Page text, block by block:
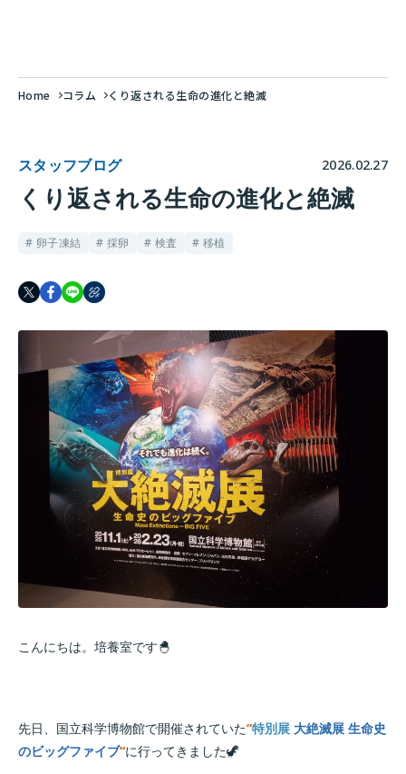
Home コラム くり返される生命の進化と絶滅
スタッフブログ 2026.02.27
くり返される生命の進化と絶滅
# 卵子凍結 # 採卵 # 検査 # 移植
こんにちは。培養室です🐣
先日、国立科学博物館で開催されていた“特別展 大絶滅展 生命史
のビッグファイブ“に行ってきました🦖